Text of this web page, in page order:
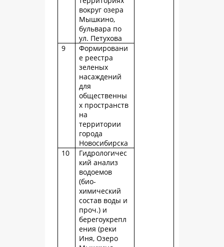
вокруг озера
Мышкино,
бульвара по
ул. Петухова
9
Формировани
е реестра
зеленых
насаждений
для
общественны
х пространств
на
территории
города
Новосибирска
10
Гидрологичес
кий анализ
водоемов
(био-
химический
состав воды и
проч.) и
берегоукрепл
ения (реки
Иня, Озеро